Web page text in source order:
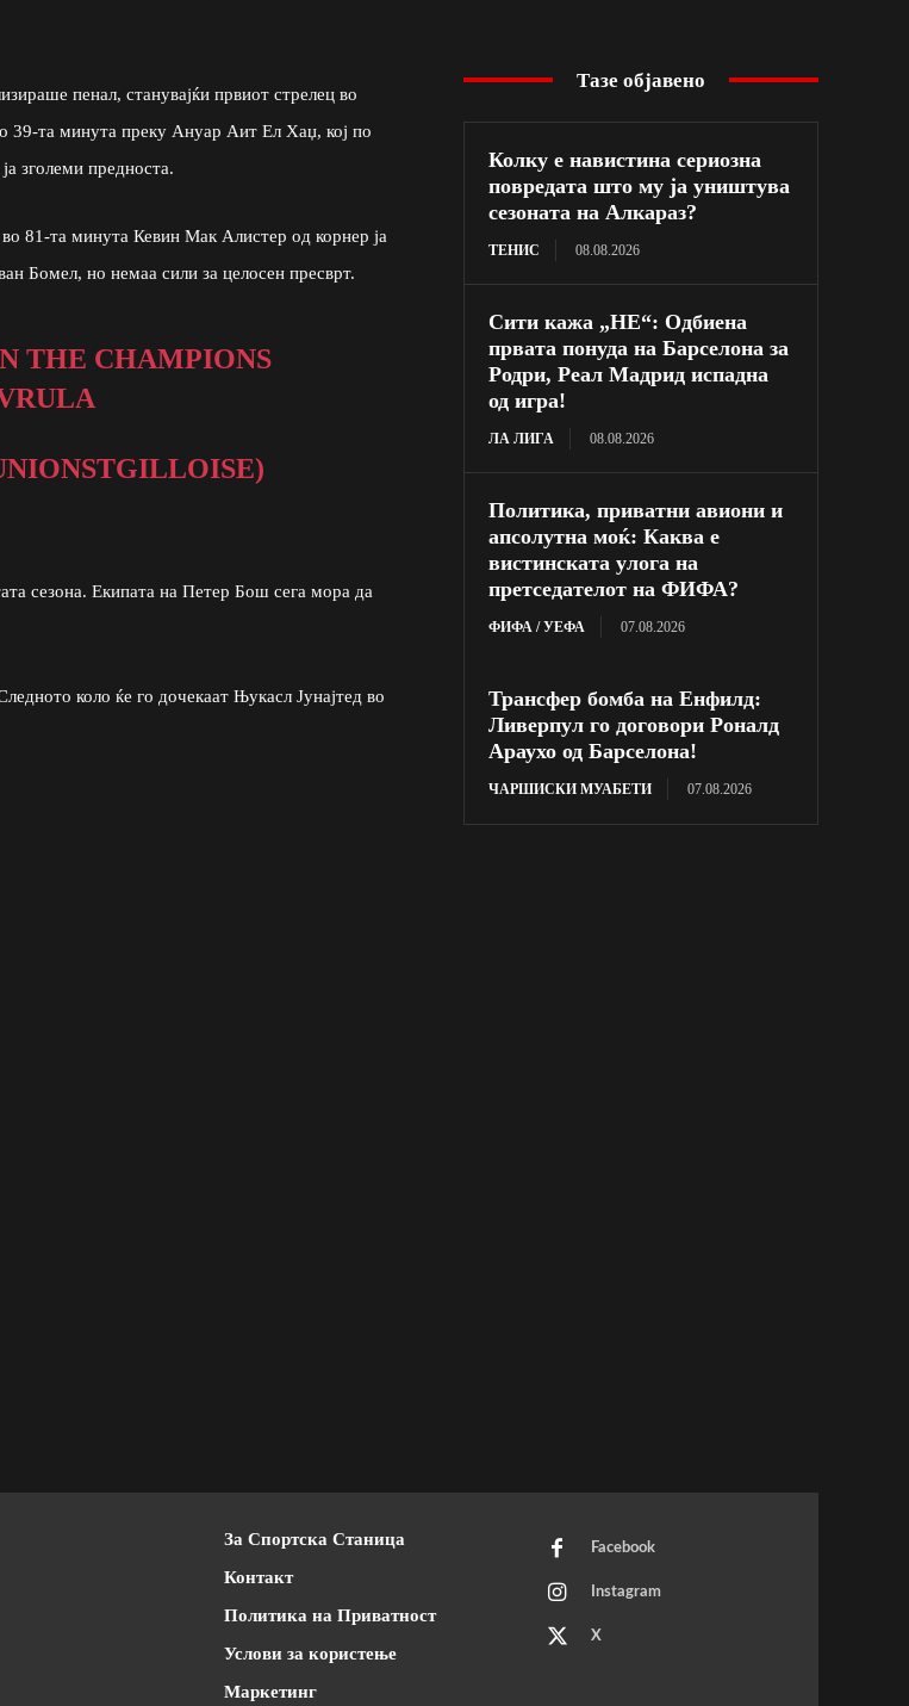
пенал, станувајќи првиот стрелец во
39-та минута преку Ануар Аит Ел Хаџ, кој по
зголеми предноста.
81-та минута Кевин Мак Алистер од корнер ја
Бомел, но немаа сили за целосен пресврт.
THE CHAMPIONS
сезона. Екипата на Петер Бош сега мора да
коло ќе го дочекаат Њукасл Јунајтед во
Тазе објавено
Колку е навистина сериозна
повредата што му ја уништува
сезоната на Алкараз?
ТЕНИС 08.08.2026
Сити кажа „НЕ“: Одбиена
првата понуда на Барселона за
Родри, Реал Мадрид испадна
од игра!
ЛА ЛИГА 08.08.2026
Политика, приватни авиони и
апсолутна моќ: Каква е
вистинската улога на
претседателот на ФИФА?
ФИФА / УЕФА 07.08.2026
Трансфер бомба на Енфилд:
Ливерпул го договори Роналд
Араухо од Барселона!
ЧАРШИСКИ МУАБЕТИ 07.08.2026
За Спортска Станица
Контакт
Политика на Приватност
Услови за користење
Маркетинг
Facebook
Instagram
X